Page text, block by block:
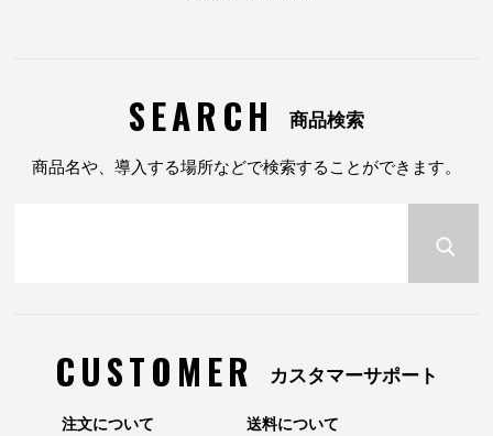
SEARCH 商品検索
商品名や、導入する場所などで検索することができます。
CUSTOMER カスタマーサポート
注文について
送料について